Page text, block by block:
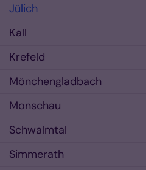
Jülich
Kall
Krefeld
Mönchengladbach
Monschau
Schwalmtal
Simmerath